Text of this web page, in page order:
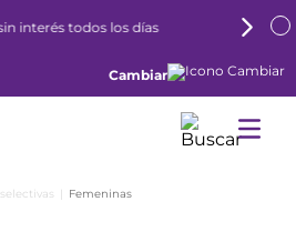
interés todos los días
Cambiar
Femeninas